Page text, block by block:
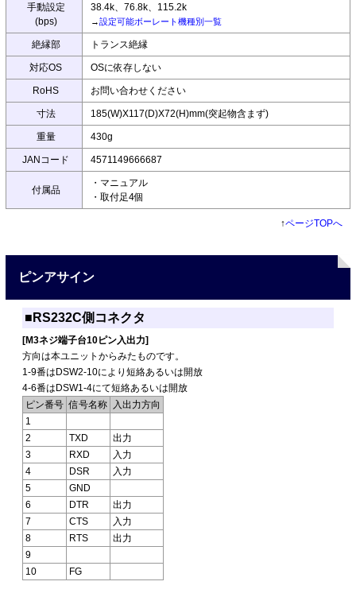
手動設定
(bps)
38.4k、76.8k、115.2k
→設定可能ボーレート機種別一覧
絶縁部 トランス絶縁
対応OS OSに依存しない
RoHS お問い合わせください
寸法 185(W)X117(D)X72(H)mm(突起物含まず)
重量 430g
JANコード 4571149666687
付属品
・マニュアル
・取付足4個
↑ページTOPへ
ピンアサイン
■RS232C側コネクタ
[M3ネジ端子台10ピン入出力]
方向は本ユニットからみたものです。
1-9番はDSW2-10により短絡あるいは開放
4-6番はDSW1-4にて短絡あるいは開放
ピン番号 信号名称
入出力方向
1
2
TXD
出力
3
RXD
入力
4
DSR
入力
5
GND
6
DTR
出力
7
CTS
入力
8
RTS
出力
9
10
FG